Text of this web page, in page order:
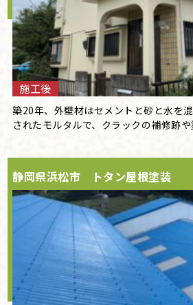
施工後
築20年、外壁材はセメントと砂と水を
されたモルタルで、クラックの補修跡や
静岡県浜松市 トタン屋根塗装